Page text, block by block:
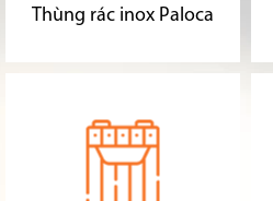
Thùng rác inox Paloca